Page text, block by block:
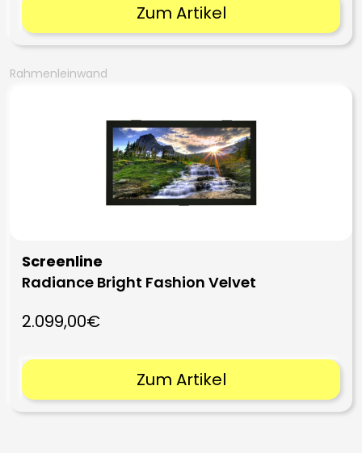
Zum Artikel
Rahmenleinwand
Screenline
Radiance Bright Fashion Velvet
2.099,00€
Zum Artikel